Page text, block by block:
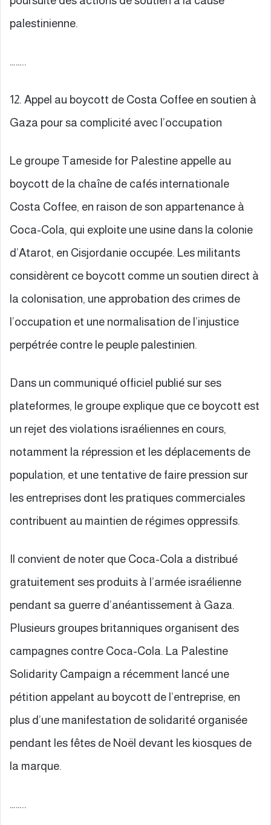
palestinienne.
……..
12. Appel au boycott de Costa Coffee en soutien à
Gaza pour sa complicité avec l’occupation
Le groupe Tameside for Palestine appelle au
boycott de la chaîne de cafés internationale
Costa Coffee, en raison de son appartenance à
Coca-Cola, qui exploite une usine dans la colonie
d’Atarot, en Cisjordanie occupée. Les militants
considèrent ce boycott comme un soutien direct à
la colonisation, une approbation des crimes de
l’occupation et une normalisation de l’injustice
perpétrée contre le peuple palestinien.
Dans un communiqué officiel publié sur ses
plateformes, le groupe explique que ce boycott est
un rejet des violations israéliennes en cours,
notamment la répression et les déplacements de
population, et une tentative de faire pression sur
les entreprises dont les pratiques commerciales
contribuent au maintien de régimes oppressifs.
Il convient de noter que Coca-Cola a distribué
gratuitement ses produits à l’armée israélienne
pendant sa guerre d’anéantissement à Gaza.
Plusieurs groupes britanniques organisent des
campagnes contre Coca-Cola. La Palestine
Solidarity Campaign a récemment lancé une
pétition appelant au boycott de l’entreprise, en
plus d’une manifestation de solidarité organisée
pendant les fêtes de Noël devant les kiosques de
la marque.
……..